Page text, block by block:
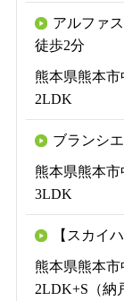
アルファ
徒歩2分
熊本県熊本市
2LDK
ブランシ
熊本県熊本市
3LDK
【スカイ
熊本県熊本市
2LDK+S（納